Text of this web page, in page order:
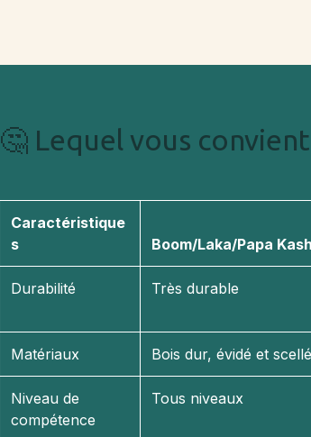
🤔 Lequel vous
Caractéristique
s
Boom/Laka/Papa
Durabilité Très durable
Matériaux Bois dur, évidé et scellé
Niveau de
compétence
Tous niveaux